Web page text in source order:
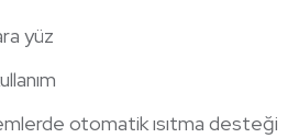
yüz
otomatik ısıtma desteği